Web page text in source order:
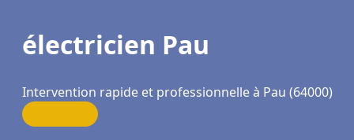
électricien Pau
Intervention rapide et professionnelle à Pau (64000)